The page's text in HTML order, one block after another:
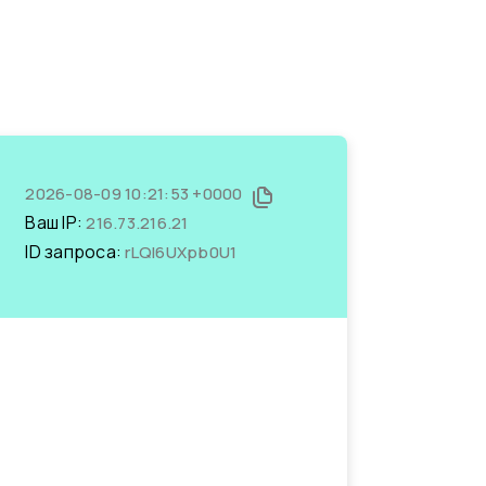
2026-08-09 10:21:53 +0000
Ваш IP:216.73.216.21
ID запроса:rLQI6UXpb0U1